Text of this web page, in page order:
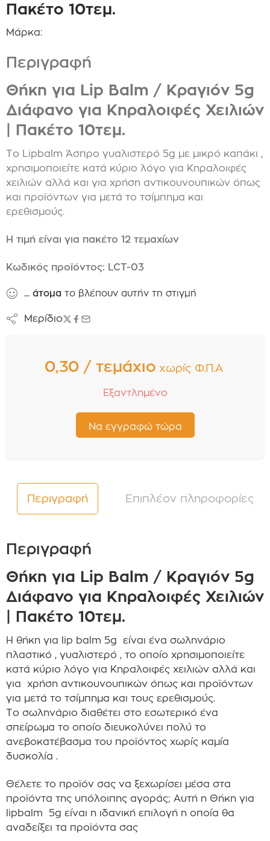
Πακέτο 10τεμ.
Μάρκα:
Περιγραφή
Θήκη για Lip Balm / Κραγιόν 5g
Διάφανο για Κηραλοιφές Χειλιών
| Πακέτο 10τεμ.
Το Lipbalm Άσπρο γυαλιστερό 5g με μικρό καπάκι ,
χρησιμοποιείτε κατά κύριο λόγο για Κηραλοιφές
χειλιών αλλά και για χρήση αντικουνουπικών όπως
και προϊόντων για μετά το τσίμπημα και
ερεθισμούς.
Η τιμή είναι για πακέτο 12 τεμαχίων
Κωδικός προϊόντος: LCT-03
... άτομα το βλέπουν αυτήν τη στιγμή
Μερίδιο
0,30 / τεμάχιο χωρίς Φ.Π.Α
Εξαντλημένο
Περιγραφή Επιπλέον πληροφορίες
Περιγραφή
Θήκη για Lip Balm / Κραγιόν 5g
Διάφανο για Κηραλοιφές Χειλιών
| Πακέτο 10τεμ.
Η θήκη για lip balm 5g είναι ένα σωληνάριο
πλαστικό , γυαλιστερό , το οποίο χρησιμοποιείτε
κατά κύριο λόγο για Κηραλοιφές χειλιών αλλά και
για χρήση αντικουνουπικών όπως και προϊόντων
για μετά το τσίμπημα και τους ερεθισμούς.
Το σωληνάριο διαθέτει στο εσωτερικό ένα
σπείρωμα το οποίο διευκολύνει πολύ το
ανεβοκατέβασμα του προϊόντος χωρίς καμία
δυσκολία .
Θέλετε το προϊόν σας να ξεχωρίσει μέσα στα
προϊόντα της υπόλοιπης αγοράς; Αυτή η Θήκη για
lipbalm 5g είναι η ιδανική επιλογή η οποία θα
αναδείξει τα προϊόντα σας